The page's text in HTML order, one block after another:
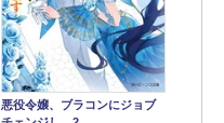
悪役令嬢、ブラコンにジョブ